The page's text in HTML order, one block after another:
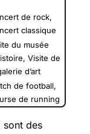
de rock,
classique
du musée
Visite de
d’art
de football,
de running
sont des